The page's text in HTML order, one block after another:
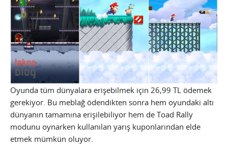
Oyunda tüm dünyalara erişebilmek için 26,99 TL ödemek
gerekiyor. Bu meblağ ödendikten sonra hem oyundaki altı
dünyanın tamamına erişilebiliyor hem de Toad Rally
modunu oynarken kullanılan yarış kuponlarından elde
etmek mümkün oluyor.